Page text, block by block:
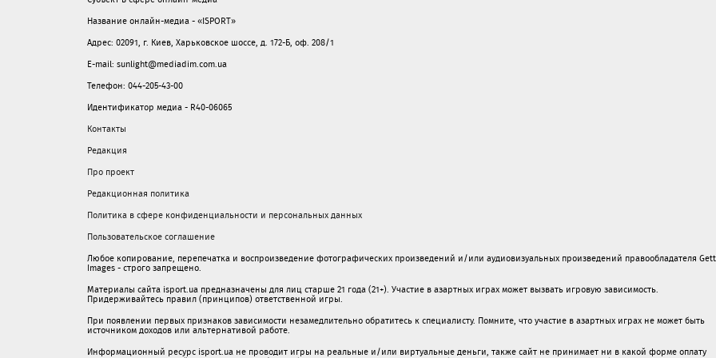
Название онлайн-медиа - «ISPORT»
Адрес: 02091, г. Киев, Харьковское шоссе, д. 172-Б, оф. 208/1
E-mail: sunlight@mediadim.com.ua
Телефон: 044-205-43-00
Идентификатор медиа - R40-06065
Контакты
Редакция
Про проект
Редакционная политика
Политика в сфере конфиденциальности и персональных данных
Пользовательское соглашение
Любое копирование, перепечатка и воспроизведение фотографических произведений и/или аудиовизуальных произведений правообладателя
Images - строго запрещено.
Материалы сайта isport.ua предназначены для лиц старше 21 года (21+). Участие в азартных играх может вызвать игровую зависимость.
Придерживайтесь правил (принципов) ответственной игры.
При появлении первых признаков зависимости незамедлительно обратитесь к специалисту. Помните, что участие в азартных играх не может быть
источником доходов или альтернативой работе.
Информационный ресурс isport.ua не проводит игры на реальные и/или виртуальные деньги, также сайт не принимает ни в какой форме oплaту